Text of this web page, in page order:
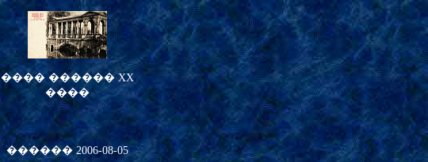
���� ������ XX
����
������2006-08-05